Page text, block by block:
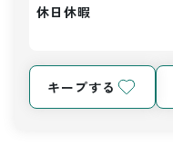
休日休暇
キープする